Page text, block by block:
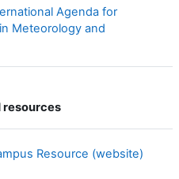
Agenda for
Meteorology and
resources
Resource (website)